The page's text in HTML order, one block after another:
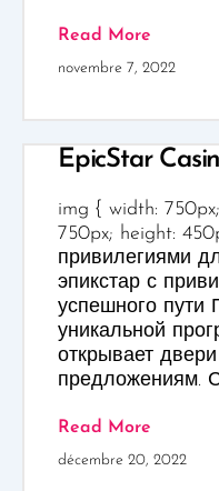
Read More
novembre 7, 2022
EpicStar
img { width:
750px; height:
привилегиями
эпикстар с
успешного пути
уникальной
открывает
предложениям.
Read More
décembre 20, 2022